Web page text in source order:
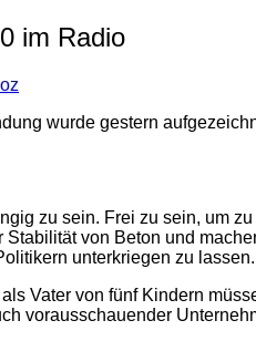
im Radio
wurde gestern
zu sein. Frei zu sein, um
von Beton und
unterkriegen zu lassen.
Vater von fünf Kindern
vorausschauender